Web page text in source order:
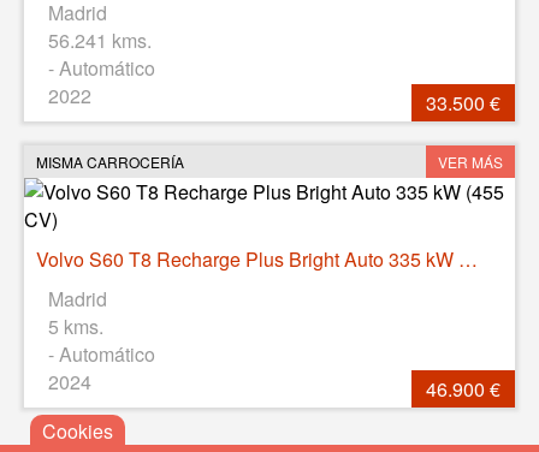
Madrid
56.241 kms.
- Automático
2022
33.500 €
MISMA CARROCERÍA VER MÁS
Volvo S60 T8 Recharge Plus Bright Auto 335 kW (455 CV)
Madrid
5 kms.
- Automático
2024
46.900 €